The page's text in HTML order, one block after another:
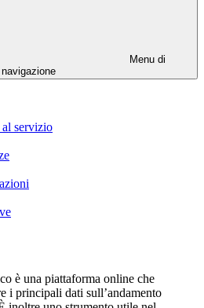
Menu di
navigazione
al servizio
è una piattaforma online che
i principali dati sull’andamento